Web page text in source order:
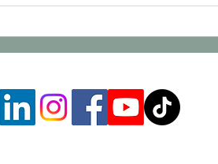
vast te houden.